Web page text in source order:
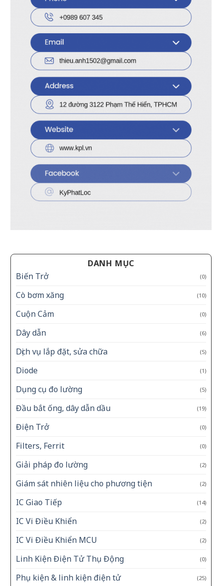
DANH MỤC
Biến Trở
(0)
Cò bơm xăng (10)
Cuộn Cảm (0)
Dây dẫn (6)
Dịch vụ lắp đặt, sửa chữa (5)
Diode (1)
Dụng cụ đo lường (5)
Đầu bắt ống, dây dẫn dầu (19)
Điện Trở (0)
Filters, Ferrit (0)
Giải pháp đo lường (2)
Giám sát nhiên liệu cho phương tiện (2)
IC Giao Tiếp (14)
IC Vi Điều Khiển (2)
IC Vi Điều Khiển MCU (2)
Linh Kiện Điện Tử Thụ Động (0)
Phụ kiện & linh kiện điện tử (25)